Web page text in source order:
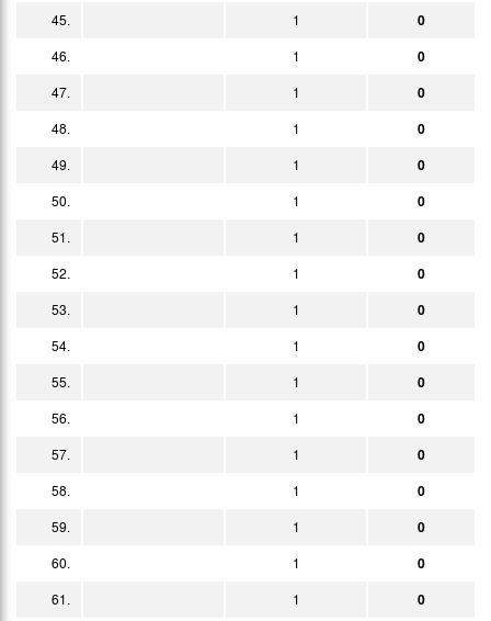
45.
1
0
46.
1
0
47.
1
0
48.
1
0
49.
1
0
50.
1
0
51.
1
0
52.
1
0
53.
1
0
54.
1
0
55.
1
0
56.
1
0
57.
1
0
58.
1
0
59.
1
0
60.
1
0
61.
1
0